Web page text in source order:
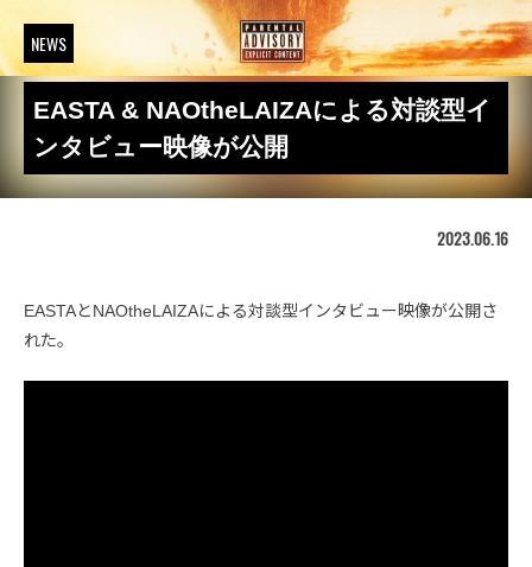
NEWS
EASTA & NAOtheLAIZAによる対談型イ
ンタビュー映像が公開
2023.06.16
EASTAとNAOtheLAIZAによる対談型インタビュー映像が公開さ
れた。